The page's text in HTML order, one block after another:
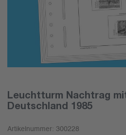
Leuchtturm Nachtrag
Deutschland 1985
Artikelnummer: 300228